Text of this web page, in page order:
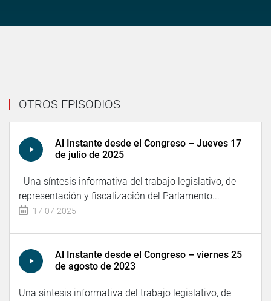
OTROS EPISODIOS
Al Instante desde el Congreso – Jueves 17
de julio de 2025
Una síntesis informativa del trabajo legislativo, de
representación y fiscalización del Parlamento...
17-07-2025
Al Instante desde el Congreso – viernes 25
de agosto de 2023
Una síntesis informativa del trabajo legislativo, de